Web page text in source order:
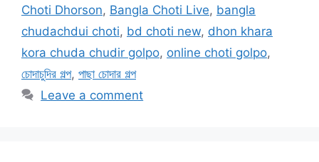
Choti Dhorson, Bangla Choti Live, bangla
chudachdui choti, bd choti new, dhon khara
kora chuda chudir golpo, online choti golpo,
চোদাচুদির গল্প, পাছা চোদার গল্প
Leave a comment